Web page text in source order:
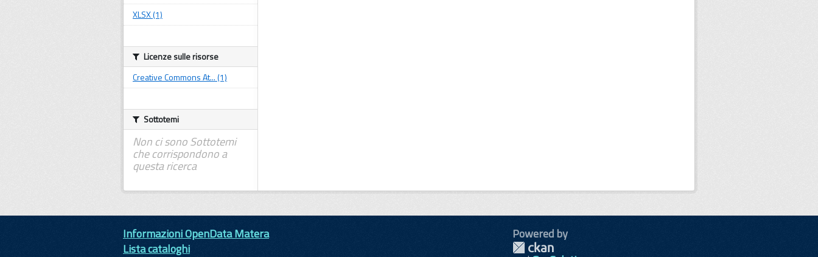
XLSX (1)
Licenze sulle risorse
Creative Commons At... (1)
Sottotemi
Non ci sono Sottotemi
che corrispondono a
questa ricerca
Informazioni OpenData Matera
Lista cataloghi
Powered by